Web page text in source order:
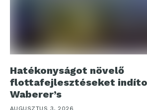
Hatékonyságot növelő
flottafejlesztéseket
Waberer’s
AUGUSZTUS 3, 2026